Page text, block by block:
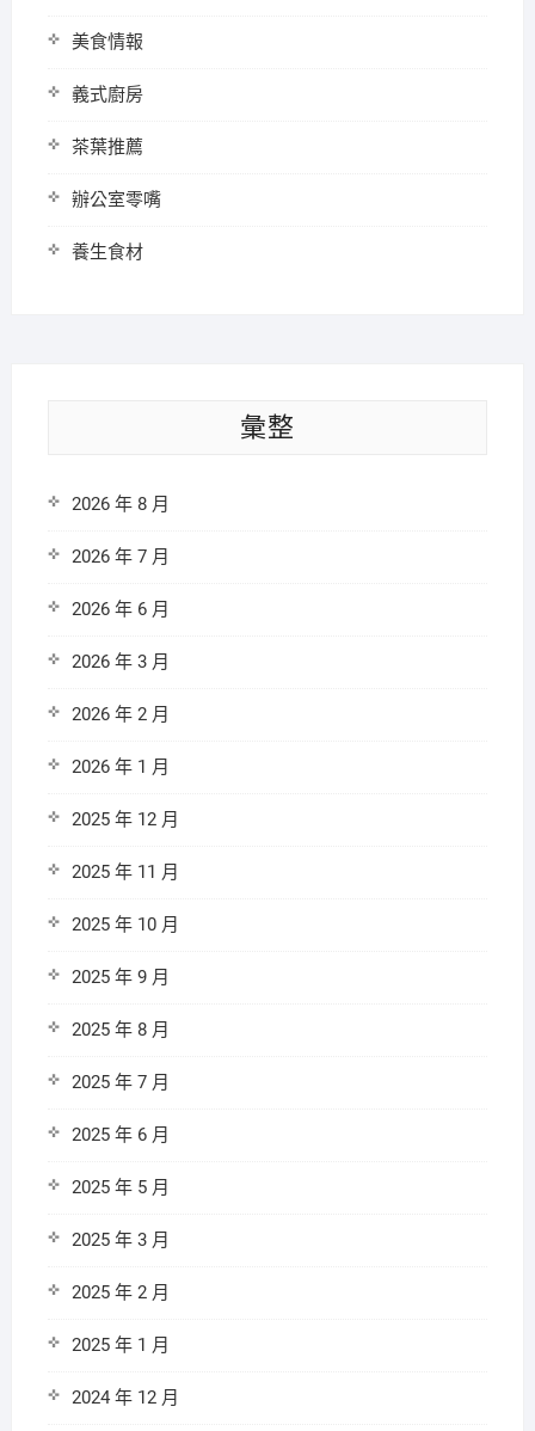
美食情報
義式廚房
茶葉推薦
辦公室零嘴
養生食材
彙整
2026 年 8 月
2026 年 7 月
2026 年 6 月
2026 年 3 月
2026 年 2 月
2026 年 1 月
2025 年 12 月
2025 年 11 月
2025 年 10 月
2025 年 9 月
2025 年 8 月
2025 年 7 月
2025 年 6 月
2025 年 5 月
2025 年 3 月
2025 年 2 月
2025 年 1 月
2024 年 12 月